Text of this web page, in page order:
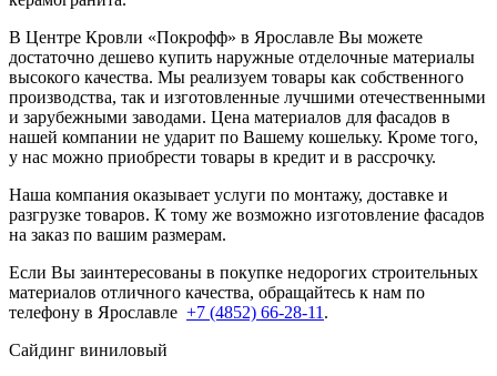
В Центре Кровли «Покрофф» в Ярославле Вы можете
достаточно дешево купить наружные отделочные материалы
высокого качества. Мы реализуем товары как собственного
производства, так и изготовленные лучшими отечественными
и зарубежными заводами. Цена материалов для фасадов в
нашей компании не ударит по Вашему кошельку. Кроме того,
у нас можно приобрести товары в кредит и в рассрочку.
Наша компания оказывает услуги по монтажу, доставке и
разгрузке товаров. К тому же возможно изготовление фасадов
на заказ по вашим размерам.
Если Вы заинтересованы в покупке недорогих строительных
материалов отличного качества, обращайтесь к нам по
телефону в Ярославле +7 (4852) 66-28-11 .
Сайдинг виниловый